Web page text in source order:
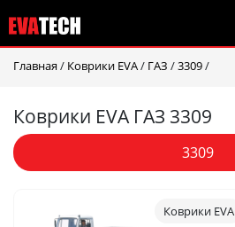
Главная / Коврики EVA/ ГАЗ /3309/
Коврики EVA ГАЗ 3309
3309
Коврики EVA